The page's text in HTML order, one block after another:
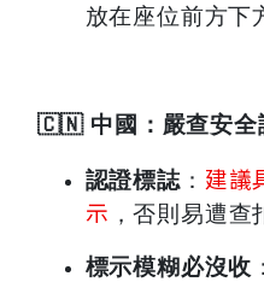
放在座位前方下
🇨🇳 中國：嚴查安全
認證標誌 ： 建議
示 ，否則易遭查
標示模糊必沒收